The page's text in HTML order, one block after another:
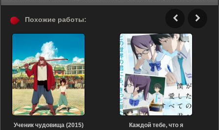
Похожие работы:
Ученик чудовища (2015)
Каждой тебе, что я